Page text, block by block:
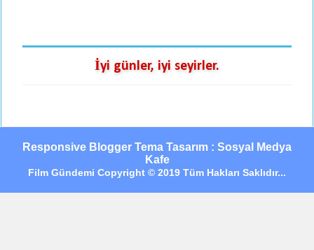
İyi günler, iyi seyirler.
Responsive Blogger Tema Tasarım : Sosyal Medya
Kafe
Film Gündemi Copyright © 2019 Tüm Hakları Saklıdır...